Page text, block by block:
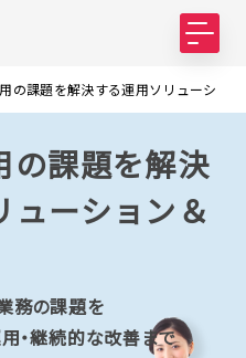
の課題を解決する運用ソリューショ
の課題を解決
ューション＆
務の課題を
・継続的な改善まで